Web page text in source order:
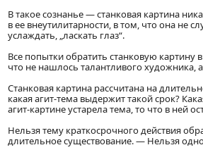
В такое сознанье — станковая картина
в ее внеутилитарности, в том, что она не
услаждать, „ласкать глаз“.
Все попытки обратить станковую
что не нашлось талантливого художника,
Станковая картина рассчитана на
какая агит-тема выдержит такой срок?
агит-картине устарела тема, то что в ней
Нельзя тему краткосрочного действия
длительное существование. — Нельзя